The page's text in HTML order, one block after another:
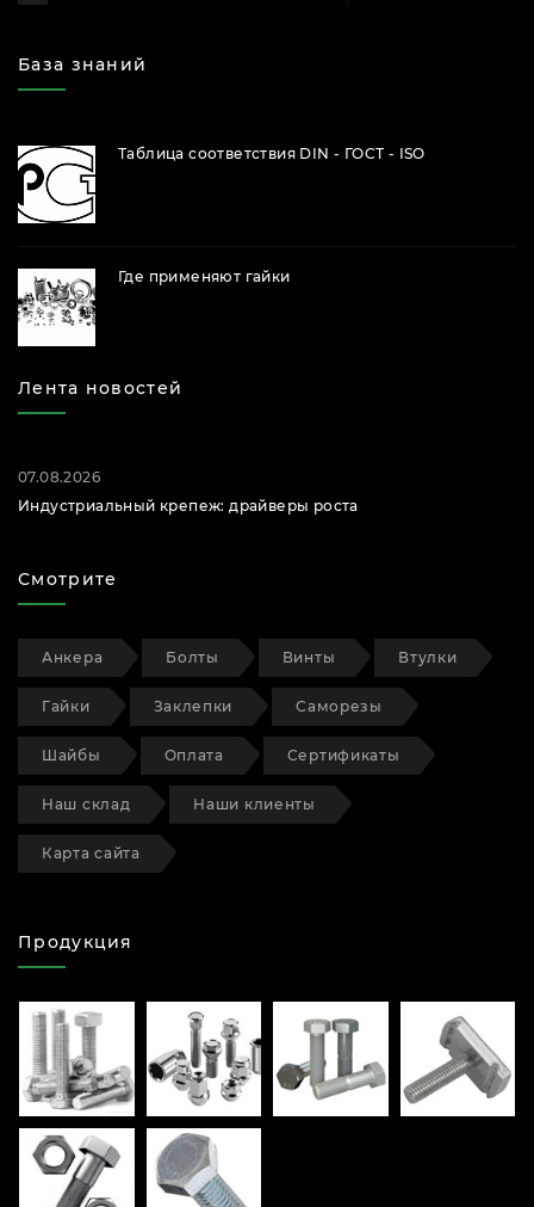
База знаний
Таблица соответствия DIN - ГОСТ - ISO
Где применяют гайки
Лента новостей
07.08.2026
Индустриальный крепеж: драйверы роста
Смотрите
Анкера Болты Винты Втулки
Гайки Заклепки Саморезы
Шайбы Оплата Сертификаты
Наш склад Наши клиенты
Карта сайта
Продукция